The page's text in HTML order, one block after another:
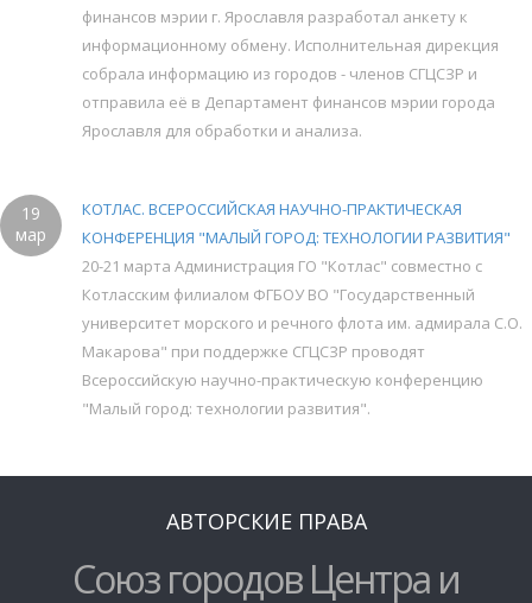
финансов мэрии г. Ярославля разработал анкету к
информационному обмену. Исполнительная дирекция
собрала информацию из городов - членов СГЦСЗР и
отправила её в Департамент финансов мэрии города
Ярославля для обработки и анализа.
19
мар
КОТЛАС. ВСЕРОССИЙСКАЯ НАУЧНО-ПРАКТИЧЕСКАЯ
КОНФЕРЕНЦИЯ "МАЛЫЙ ГОРОД: ТЕХНОЛОГИИ РАЗВИТИЯ"
20-21 марта Администрация ГО "Котлас" совместно с
Котласским филиалом ФГБОУ ВО "Государственный
университет морского и речного флота им. адмирала С.О.
Макарова" при поддержке СГЦСЗР проводят
Всероссийскую научно-практическую конференцию
"Малый город: технологии развития".
АВТОРСКИЕ ПРАВА
Союз городов Центра и